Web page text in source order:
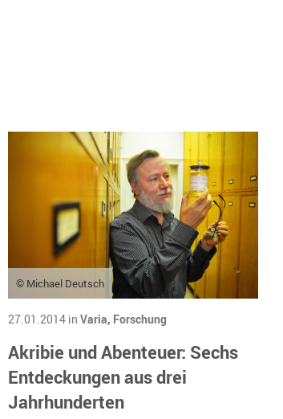
© Michael Deutsch
27.01.2014 in Varia, Forschung
Akribie und Abenteuer: Sechs
Entdeckungen aus drei
Jahrhunderten